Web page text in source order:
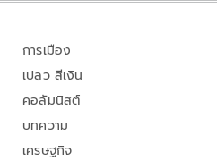
การเมือง
เปลว สีเงิน
คอลัมนิสต์
บทความ
เศรษฐกิจ